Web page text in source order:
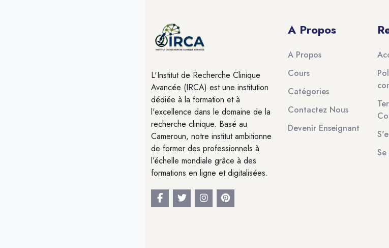
L'Institut de Recherche Clinique
Avancée (IRCA) est une institution
dédiée à la formation et à
l'excellence dans le domaine de la
recherche clinique. Basé au
Cameroun, notre institut ambitionne
de former des professionnels à
l’échelle mondiale grâce à des
formations en ligne et digitalisées.
A Propos
A Propos
Cours
Catégories
Contactez Nous
Devenir Enseignant